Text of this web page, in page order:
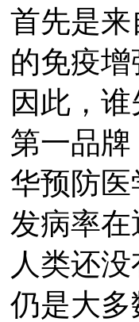
首先是
的免疫
因此，
第一品
华预防
发病率
人类还
仍是大